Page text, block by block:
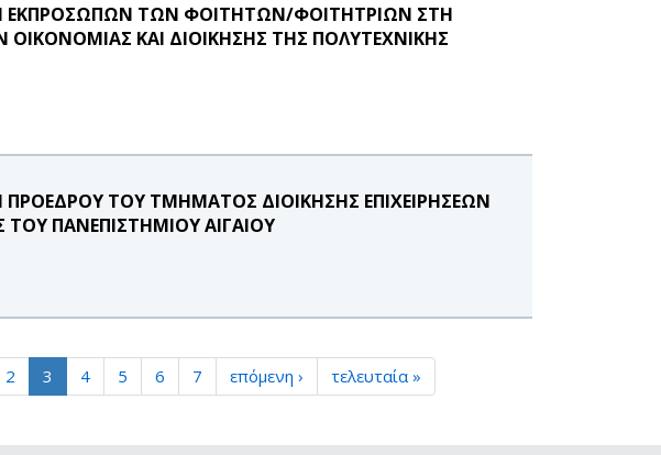
ΕΚΠΡΟΣΩΠΩΝ ΤΩΝ ΦΟΙΤΗΤΩΝ/ΦΟΙΤΗΤΡΙΩΝ ΣΤΗ
ΚΑΙ ΔΙΟΙΚΗΣΗΣ ΤΗΣ ΠΟΛΥΤΕΧΝΙΚΗΣ
ΤΟΥ ΤΜΗΜΑΤΟΣ ΔΙΟΙΚΗΣΗΣ ΕΠΙΧΕΙΡΗΣΕΩΝ
ΠΑΝΕΠΙΣΤΗΜΙΟΥ ΑΙΓΑΙΟΥ
2 3 4 5 6 7 επόμενη › τελευταία »